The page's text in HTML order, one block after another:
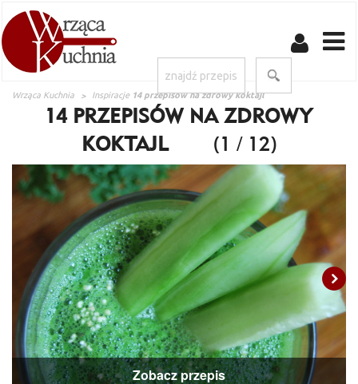
Wrząca Kuchnia Inspiracje 14 przepisów na zdrowy koktajl
14 PRZEPISÓW NA ZDROWY
KOKTAJL(1 / 12)
Zobacz przepis